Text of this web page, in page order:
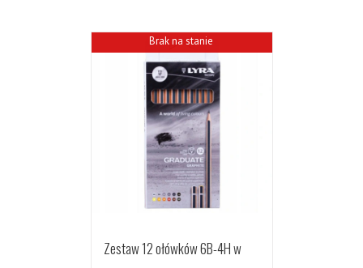
Brak na stanie
Zestaw 12 ołówków 6B-4H w